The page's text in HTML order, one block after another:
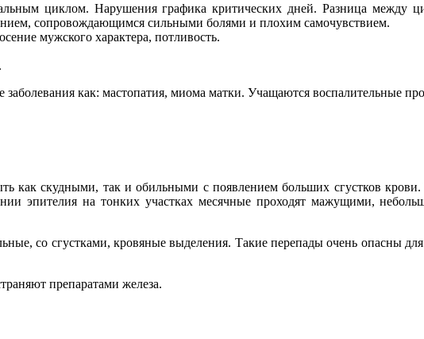
циклом. Нарушения графика критических дней. Разница между
сопровождающимся сильными болями и плохим самочувствием.
мужского характера, потливость.
как: мастопатия, миома матки. Учащаются воспалительные
как скудными, так и обильными с появлением больших сгустков крови.
эпителия на тонких участках месячные проходят мажущими,
со сгустками, кровяные выделения. Такие перепады очень опасны
препаратами железа.